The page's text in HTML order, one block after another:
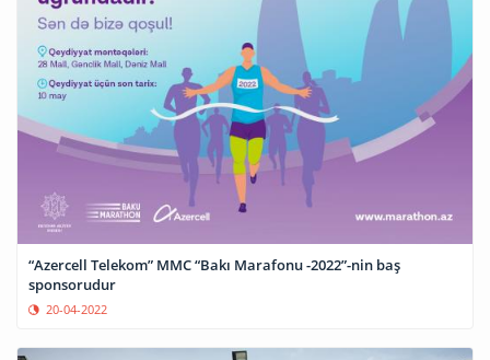
“Azercell Telekom” MMC “Bakı Marafonu -2022”-nin baş
sponsorudur
20-04-2022